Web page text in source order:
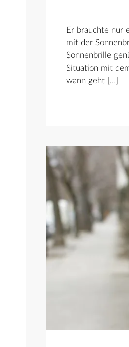
Er brauchte nur
mit der
Sonnenbrille
Situation mit
wann geht […]